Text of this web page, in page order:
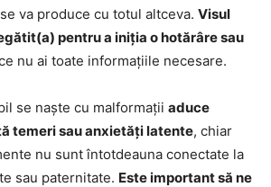
va produce cu totul altceva. Visul
pentru a iniția o hotărâre sau
nu ai toate informațiile necesare.
se naște cu malformații aduce
temeri sau anxietăți latente, chiar
nu sunt întotdeauna conectate la
sau paternitate. Este important să ne